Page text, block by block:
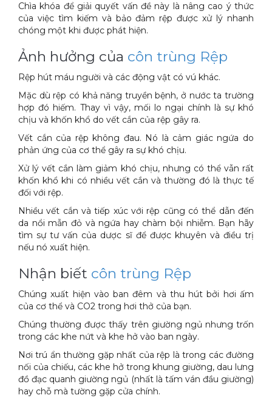
Chìa khóa để giải quyết vấn đề này là nâng cao ý thức
của việc tìm kiếm và bảo đảm rệp được xử lý nhanh
chóng một khi được phát hiện.
Ảnh hưởng của côn trùng Rệp
Rệp hút máu người và các động vật có vú khác.
Mặc dù rệp có khả năng truyền bệnh, ở nước ta trường
hợp đó hiếm. Thay vì vậy, mối lo ngại chính là sự khó
chịu và khốn khổ do vết cắn của rệp gây ra.
Vết cắn của rệp không đau. Nó là cảm giác ngứa do
phản ứng của cơ thể gây ra sự khó chịu.
Xử lý vết cắn làm giảm khó chịu, nhưng có thể vẫn rất
khốn khổ khi có nhiều vết cắn và thường đó là thực tế
đối với rệp.
Nhiều vết cắn và tiếp xúc với rệp cũng có thể dẫn đến
da nổi mẫn đỏ và ngứa hay chàm bội nhiễm. Bạn hãy
tìm sự tư vấn của dược sĩ để được khuyên và điều trị
nếu nó xuất hiện.
Nhận biết côn trùng Rệp
Chúng xuất hiện vào ban đêm và thu hút bởi hơi ấm
của cơ thể và CO2 trong hơi thở của bạn.
Chúng thường được thấy trên giường ngủ nhưng trốn
trong các khe nứt và khe hở vào ban ngày.
Nơi trú ẩn thường gặp nhất của rệp là trong các đường
nối của chiếu, các khe hở trong khung giường, dau lưng
đồ đạc quanh giường ngủ (nhất là tấm ván đầu giường)
hay chỗ mà tường gặp cửa chính.